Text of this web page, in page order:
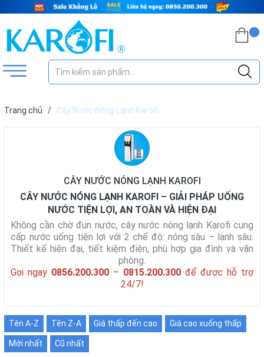
Trang chủ / Cây Nước Nóng Lạnh Karofi
CÂY NƯỚC NÓNG LẠNH KAROFI
CÂY NƯỚC NÓNG LẠNH KAROFI – GIẢI PHÁP UỐNG
NƯỚC TIỆN LỢI, AN TOÀN VÀ HIỆN ĐẠI
Không cần chờ đun nước, cây nước nóng lạnh Karofi cung
cấp nước uống tiện lợi với 2 chế độ: nóng sâu – lạnh sâu.
Thiết kế hiện đại, tiết kiệm điện, phù hợp gia đình và văn
phòng.
Gọi ngay 0856.200.300 – 0815.200.300 để được hỗ trợ
24/7!
Tên A-Z Tên Z-A Giá thấp đến cao Giá cao xuống thấp
Mới nhất Cũ nhất